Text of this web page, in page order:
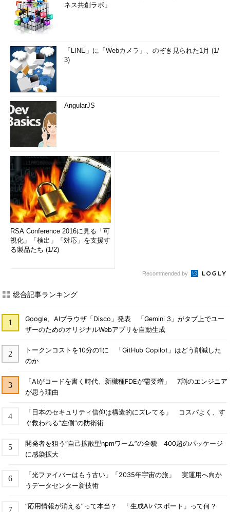
ネス共創ラボ」
「LINE」に「Webカメラ」、のぞき見られた1月 (1/
3)
AngularJS
RSA Conference 2016に見る「可
視化」「検出」「対応」を支援す
る製品たち (1/2)
Recommended by
総合記事ランキング
Google、AIブラウザ「Disco」発表 「Gemini 3」がタブ上でユー
ザーのためのオリジナルWebアプリを自動生成
トークンコストを10分の1に 「GitHub Copilot」はどう削減した
のか
「AIがコードを書く時代、新職種FDEが需要増」 7割のエンジニア
が思う理由
「日本のセキュリティ信仰は構造的にズレてる」 コスパよく、す
ぐ救われる“左側”の防衛術
開発者を狙う“自己拡散型npmワーム”の全貌 400超のパッケージ
に感染拡大
「光ファイバーはもう古い」「2035年宇宙の旅」 実運用へ向か
うデータセンター新技術
“応用情報が消える”って本当？ 「生成AIパスポート」って何？